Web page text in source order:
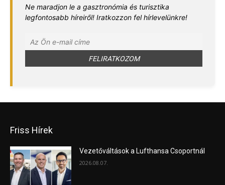
Ne maradjon le a gasztronómia és turisztika
legfontosabb híreiről! Iratkozzon fel hírlevelünkre!
Friss Hírek
Vezetőváltások a Lufthansa Csoportnál
2026.08.07.